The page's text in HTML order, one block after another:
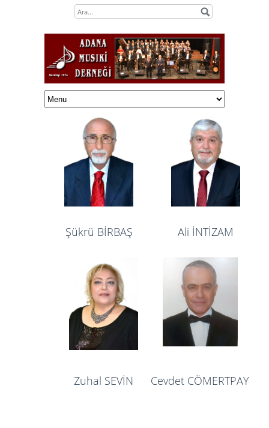
Şükrü BİRBAŞ Ali İNTİZAM
Zuhal SEVİN Cevdet CÖMERTPAY